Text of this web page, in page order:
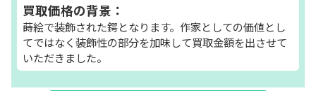
買取価格の背景：
蒔絵で装飾された鍔となります。作家としての価値とし
てではなく装飾性の部分を加味して買取金額を出させて
いただきました。